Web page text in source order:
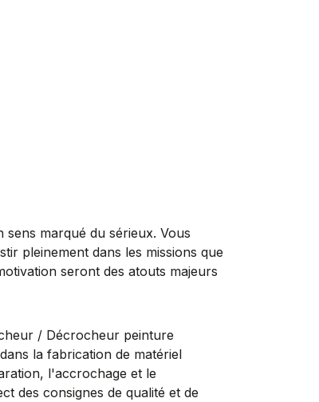
marqué du sérieux. Vous
pleinement dans les missions que
seront des atouts majeurs
/ Décrocheur peinture
la fabrication de matériel
l'accrochage et le
des consignes de qualité et de